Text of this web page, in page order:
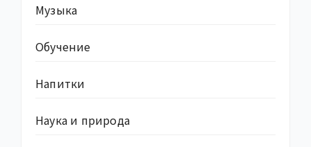
Музыка
Обучение
Напитки
Наука и природа